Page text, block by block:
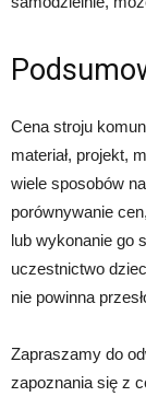
Cena stroju
materiał, projekt,
wiele sposobów
porównywanie
lub wykonanie go
uczestnictwo
nie powinna
Zapraszamy do
zapoznania się z